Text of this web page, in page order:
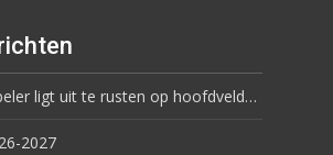
ligt uit te rusten op hoofdveld…
2027